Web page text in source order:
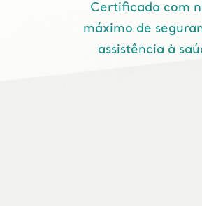
Certificada com
máximo de
assistência à